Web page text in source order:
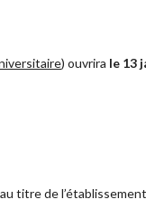
) ouvrira le 13
au titre de